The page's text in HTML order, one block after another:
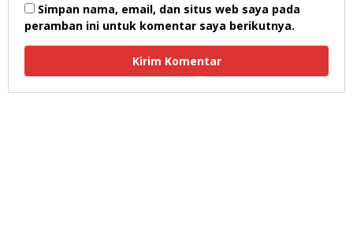
Simpan nama, email, dan situs web saya pada
peramban ini untuk komentar saya berikutnya.